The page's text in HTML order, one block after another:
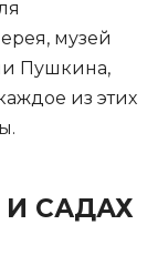
музей
Пушкина,
из этих
И САДАХ